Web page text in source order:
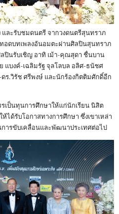
และรับชมดนตรี จากวงดนตรีสุนทราภ
อดบทเพลงอันอมตะผ่านศิลปินสุนทราภ
ปินรับเชิญ อาทิ เม้า-คุณสุดา ชื่นบาน
แบงค์-เฉลิมรัฐ จุลโลบล อลิศ-ธนัชศ
.วิรัช ศรีพงษ์ และนักร้องกิตติมศักดิ์อีก
เป็นทุนการศึกษาให้แก่นักเรียน นิสิต
ด้รับโอกาสทางการศึกษา ซึ่งเขาเหล่า
รขับเคลื่อนและพัฒนาประเทศต่อไป